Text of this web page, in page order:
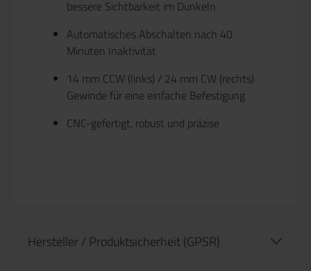
bessere Sichtbarkeit im Dunkeln
Automatisches Abschalten nach 40
Minuten Inaktivität
14 mm CCW (links) / 24 mm CW (rechts)
Gewinde für eine einfache Befestigung
CNC-gefertigt, robust und präzise
Hersteller / Produktsicherheit (GPSR)